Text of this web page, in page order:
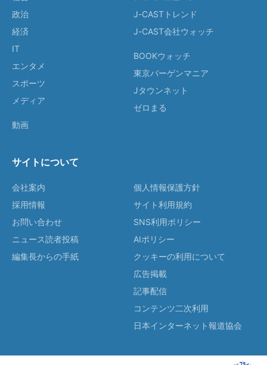
政治
経済
IT
エンタメ
スポーツ
メディア
動画
J-CASTトレンド
J-CAST会社ウォッチ
BOOKウォッチ
東京バーゲンマニア
Jタウンネット
ゼロまる
サイトについて
会社案内
採用情報
お問い合わせ
ニュース読者投稿
編集長からの手紙
個人情報保護方針
サイト利用規約
SNS利用ポリシー
AIポリシー
クッキーの利用について
広告掲載
記事配信
コンテンツ二次利用
日本インターネット報道協会